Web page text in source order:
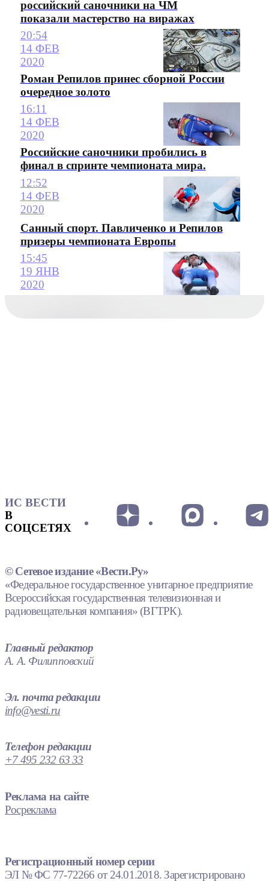
российский саночники на ЧМ
показали мастерство на виражах
20:54
14 ФЕВ
2020
Роман Репилов принес сборной России
очередное золото
16:11
14 ФЕВ
2020
Российские саночники пробились в
финал в спринте чемпионата мира.
12:52
14 ФЕВ
2020
Санный спорт. Павличенко и Репилов
призеры чемпионата Европы
15:45
19 ЯНВ
2020
ИС ВЕСТИ
В
СОЦСЕТЯХ
© Сетевое издание «Вести.Ру»
«Федеральное государственное унитарное предприятие
Всероссийская государственная телевизионная и
радиовещательная компания» (ВГТРК).
Главный редактор
А. А. Филипповский
Эл. почта редакции
info@vesti.ru
Телефон редакции
+7 495 232 63 33
Реклама на сайте
Росреклама
Регистрационный номер серии
ЭЛ № ФС 77-72266 от 24.01.2018. Зарегистрировано